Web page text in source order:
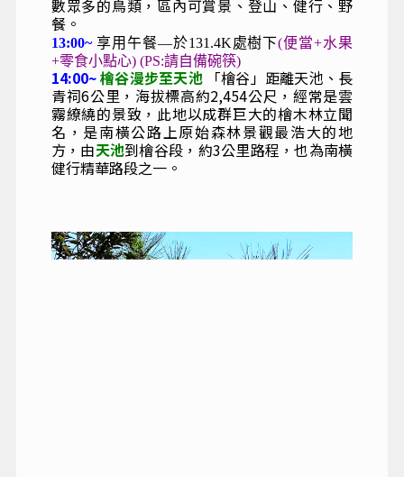
數眾多的鳥類，區內可賞景、登山、健行、野
餐。
13:00~ 享用午餐—於131.4K處樹下(便當+水果
+零食小點心) (PS:請自備碗筷)
14:00~檜谷漫步至天池 「檜谷」距離天池、長
青祠6公里，海拔標高約2,454公尺，經常是雲
霧繚繞的景致，此地以成群巨大的檜木林立聞
名，是南橫公路上原始森林景觀最浩大的地
方，由天池到檜谷段，約3公里路程，也為南橫
健行精華路段之一。